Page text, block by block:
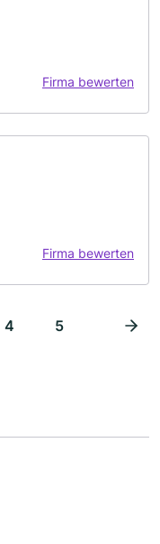
Firma bewerten
Firma bewerten
4 5